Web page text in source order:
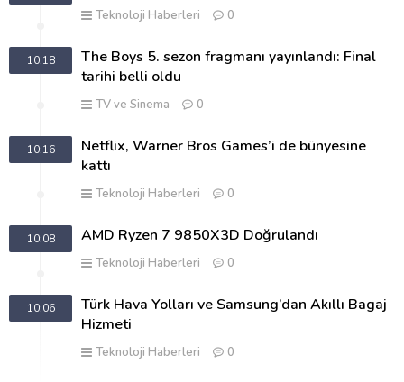
Teknoloji Haberleri 0
10:18
The Boys 5. sezon fragmanı yayınlandı: Final
tarihi belli oldu
TV ve Sinema 0
10:16
Netflix, Warner Bros Games’i de bünyesine
kattı
Teknoloji Haberleri 0
10:08 AMD Ryzen 7 9850X3D Doğrulandı
Teknoloji Haberleri 0
10:06
Türk Hava Yolları ve Samsung’dan Akıllı Bagaj
Hizmeti
Teknoloji Haberleri 0